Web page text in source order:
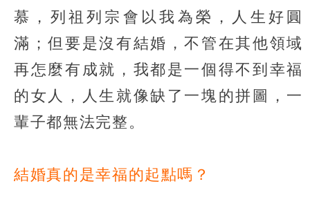
慕，列祖列宗會以我為榮，人生好圓
滿；但要是沒有結婚，不管在其他領域
再怎麼有成就，我都是一個得不到幸福
的女人，人生就像缺了一塊的拼圖，一
輩子都無法完整。
結婚真的是幸福的起點嗎？